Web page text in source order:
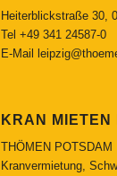
Heiterblickstraße 30,
Tel +49 341 24587-0
E-Mail
KRAN MIETEN
THÖMEN POTSDAM
Kranvermietung,